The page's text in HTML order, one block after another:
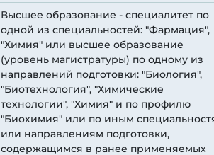
Высшее образование - специалитет по
одной из специальностей: "Фармация",
"Химия" или высшее образование
(уровень магистратуры) по одному из
направлений подготовки: "Биология",
"Биотехнология", "Химические
технологии", "Химия" и по профилю
"Биохимия" или по иным
или направлениям подготовки,
содержащимся в ранее применяемых